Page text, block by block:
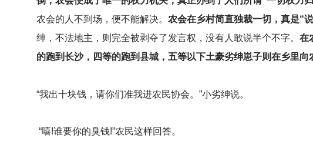
农会的人不到场，便不能解决。 农会在乡村简直独裁一切，真是“
绅，不法地主，则完全被剥夺了发言权，没有人敢说半个不字。 在
的跑到长沙，四等的跑到县城，五等以下土豪劣绅崽子则在乡里向
“我出十块钱，请你们准我进农民协会。”小劣绅说。
“嘻!谁要你的臭钱!”农民这样回答。